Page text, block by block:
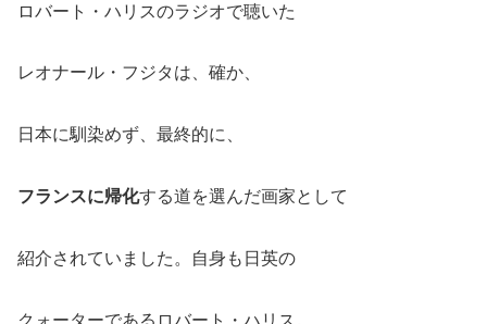
ロバート・ハリスのラジオで聴いた
レオナール・フジタは、確か、
日本に馴染めず、最終的に、
フランスに帰化する道を選んだ画家として
紹介されていました。自身も日英の
クォーターであるロバート・ハリス。